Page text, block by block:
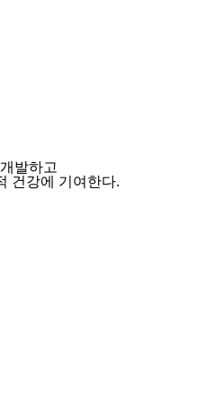
발하고
건강에 기여한다.